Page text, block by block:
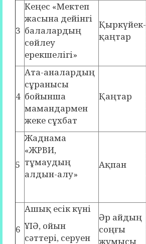
3
Кеңес «Мектеп
жасына дейінгі
балалардың
сөйлеу
ерекшелігі»
Қыркүйек-
қаңтар
4
Ата-аналардың
сұранысы
бойынша
мамандармен
жеке сұхбат
Қаңтар
5
Жаднама
«ЖРВИ,
тұмаудың
алдын-алу»
Ақпан
6
Ашық есік күні
ҰІӘ, ойын
сәттері, серуен
Әр айдың
соңғы
жұмысы